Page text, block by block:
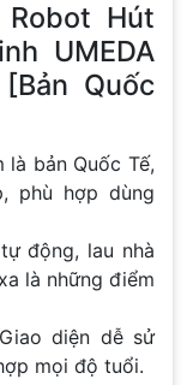
Hút
UMEDA
Quốc
là bản Quốc Tế,
phù hợp dùng
động, lau nhà
là những điểm
Giao diện dễ sử
mọi độ tuổi.